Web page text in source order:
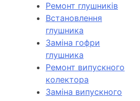
Ремонт глушників
Встановлення
глушника
Заміна гофри
глушника
Ремонт випускного
колектора
Заміна випускного